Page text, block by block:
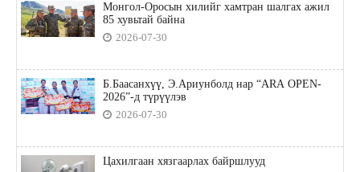
Монгол-Оросын хилийг хамтран шалгах ажил
85 хувьтай байна
2026-07-30
Б.Баасанхүү, Э.Ариунболд нар “ARA OPEN-
2026”-д түрүүлэв
2026-07-30
Цахилгаан хязгаарлах байршлууд